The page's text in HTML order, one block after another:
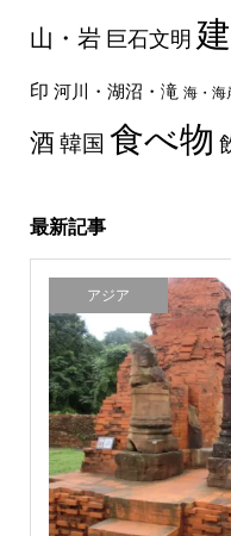
山・岩 巨石文明
印 河川・湖沼・滝 海・海
酒韓国 食べ物
最新記事
アジア